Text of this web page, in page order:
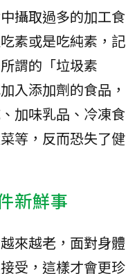
攝取過多的加工食
素或是吃純素，記
謂的「垃圾素
入添加劑的食品，
加味乳品、冷凍食
等，反而恐失了健
新鮮事
來越老，面對身體
受，這樣才會更珍